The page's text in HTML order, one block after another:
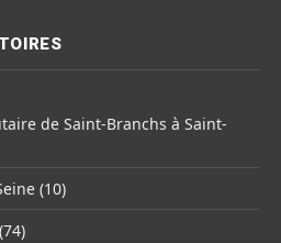
de Saint-Branchs à Saint-
(10)